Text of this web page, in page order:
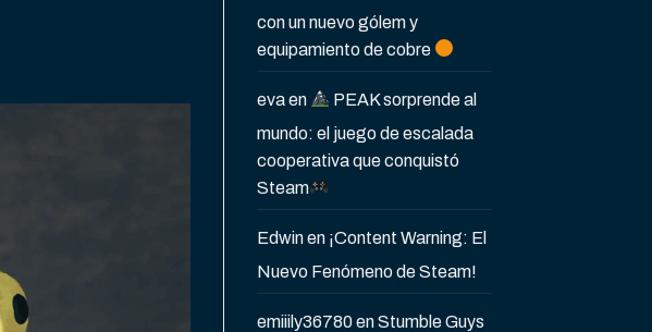
con un nuevo gólem y
equipamiento de cobre
evaen
PEAK sorprende al
mundo: el juego de escalada
cooperativa que conquistó
Steam
Edwinen ¡Content Warning: El
Nuevo Fenómeno de Steam!
emiiily36780enStumble Guys